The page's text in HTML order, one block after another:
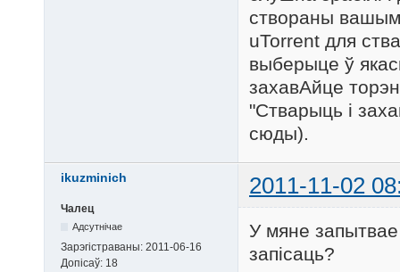
створаны вашым
uTorrent для
выберыце ў
захавАйце
"Стварыць і
сюды).
ikuzminich 2011-11-02
Чалец
Адсутнічае
Зарэгістраваны: 2011-06-16
Допісаў: 18
У мяне запытвае
запісаць?